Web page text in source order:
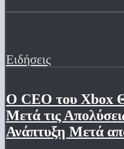
Ειδήσεις
Ο CEO του Xbox
Μετά τις
Ανάπτυξη Μετά